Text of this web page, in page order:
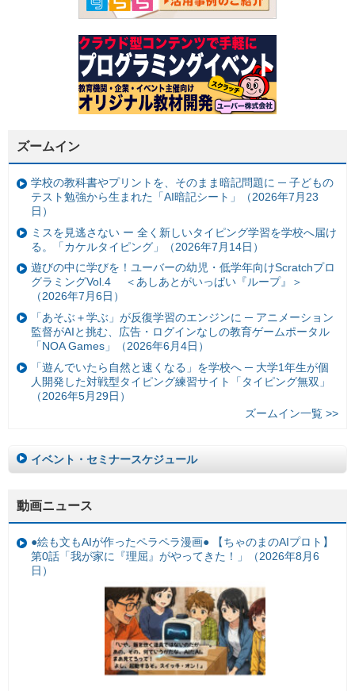
ズームイン
学校の教科書やプリントを、そのまま暗記問題に ─ 子どもの
テスト勉強から生まれた「AI暗記シート」（2026年7月23
日）
ミスを見逃さない ー 全く新しいタイピング学習を学校へ届け
る。「カケルタイピング」（2026年7月14日）
遊びの中に学びを！ユーバーの幼児・低学年向けScratchプロ
グラミングVol.4 ＜あしあとがいっぱい『ループ』＞
（2026年7月6日）
「あそぶ＋学ぶ」が反復学習のエンジンに ─ アニメーション
監督がAIと挑む、広告・ログインなしの教育ゲームポータル
「NOA Games」（2026年6月4日）
「遊んでいたら自然と速くなる」を学校へ ─ 大学1年生が個
人開発した対戦型タイピング練習サイト「タイピング無双」
（2026年5月29日）
ズームイン一覧 >>
イベント・セミナースケジュール
動画ニュース
●絵も文もAIが作ったペラペラ漫画● 【ちゃのまのAIプロト】
第0話「我が家に『理屈』がやってきた！」（2026年8月6
日）